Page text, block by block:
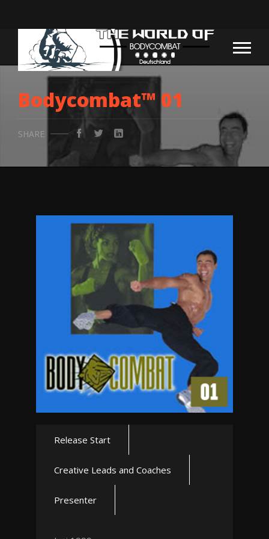
Bodycombat™ 01
SHARE
Release Start
Creative Leads and Coaches
Presenter